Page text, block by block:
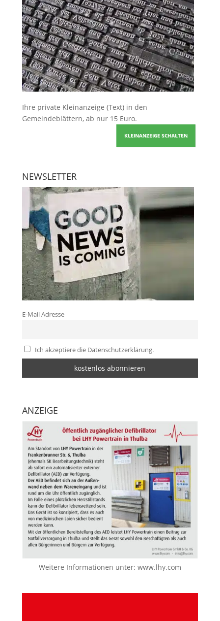
Ihre private Kleinanzeige (Text) in den
Gemeindeblättern, ab nur 15 Euro.
KLEINANZEIGE SCHALTEN
NEWSLETTER
E-Mail Adresse
Ich akzeptiere die Datenschutzerklärung.
ANZEIGE
Weitere Informationen unter: www.lhy.com